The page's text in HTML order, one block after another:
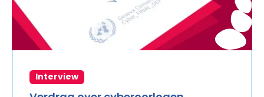
Interview